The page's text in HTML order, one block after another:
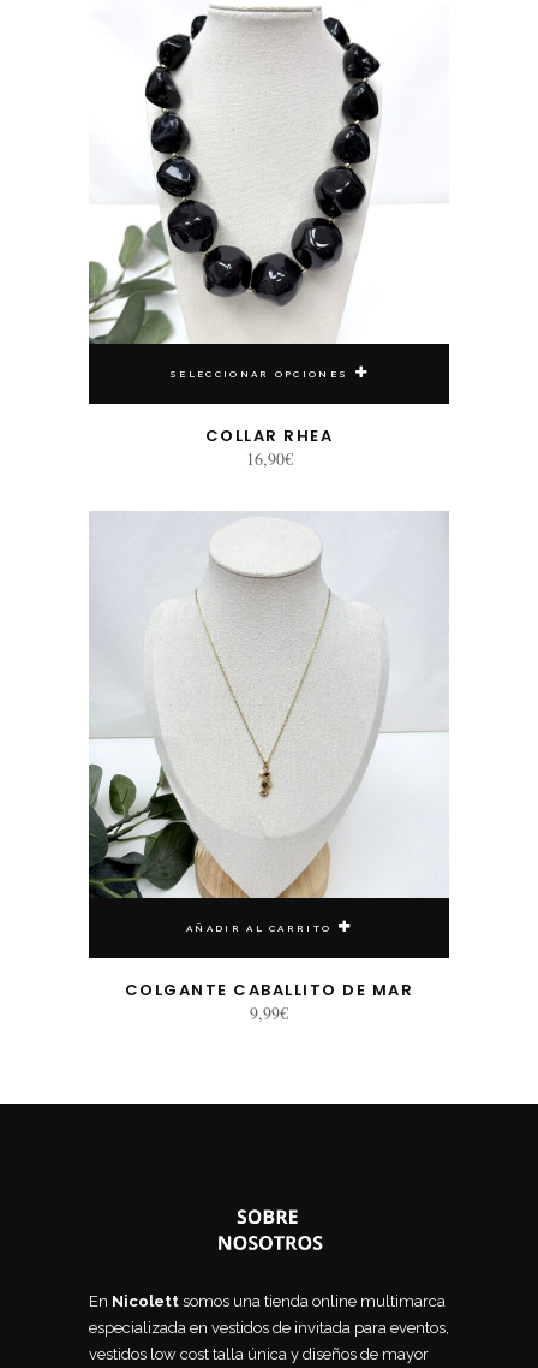
SELECCIONAR OPCIONES
COLLAR RHEA
16,90€
AÑADIR AL CARRITO
COLGANTE CABALLITO DE MAR
9,99€
En Nicolett somos una tienda online multimarca
especializada en vestidos de invitada para eventos,
vestidos low cost talla única y diseños de mayor